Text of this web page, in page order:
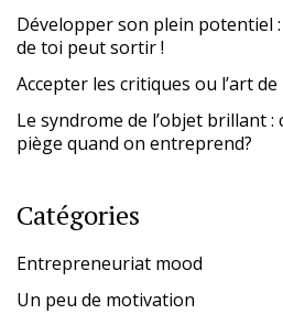
Développer son plein potentiel
de toi peut sortir !
Accepter les critiques ou l’art
Le syndrome de l’objet brillant :
piège quand on entreprend?
Catégories
Entrepreneuriat mood
Un peu de motivation